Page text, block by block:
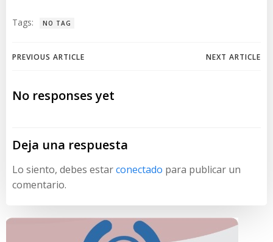
Tags: NO TAG
Navegación
de
PREVIOUS ARTICLE
Navegación
NEXT ARTICLE
No responses yet
Deja una respuesta
Lo siento, debes estarconectado para publicar un
comentario.